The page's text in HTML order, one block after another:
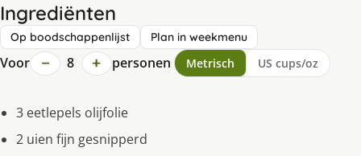
Ingrediënten
Op boodschappenlijst Plan in weekmenu
Voor − 8 + personen Metrisch US cups/oz
3 eetlepels olijfolie
2 uien fijn gesnipperd